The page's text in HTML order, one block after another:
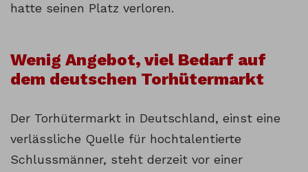
hatte seinen Platz verloren.
Wenig Angebot, viel Bedarf auf
dem deutschen Torhütermarkt
Der Torhütermarkt in Deutschland, einst eine
verlässliche Quelle für hochtalentierte
Schlussmänner, steht derzeit vor einer